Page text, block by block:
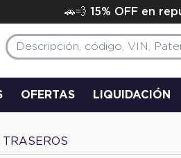
🚗💨 15% OFF en
OFERTAS LIQUIDACIÓN